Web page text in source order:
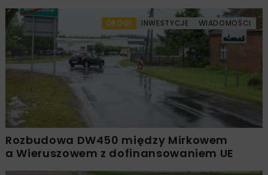
DROGI INWESTYCJE WIADOMOŚCI
Rozbudowa DW450 między Mirkowem
a Wieruszowem z dofinansowaniem UE